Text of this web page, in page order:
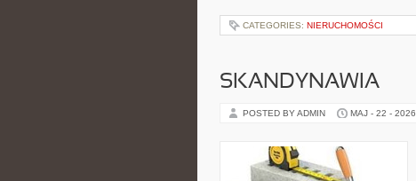
CATEGORIES: NIERUCHOMOŚCI
SKANDYNAWIA
POSTED BY ADMIN MAJ - 22 - 2026